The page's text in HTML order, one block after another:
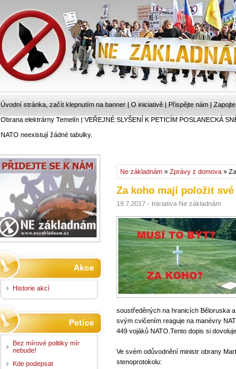
Úvodní stránka, začít klepnutím na banner | O iniciativě | Přispějte nám |
Obrana elektrárny Temelín|VEŘEJNÉ SLYŠENÍ K PETICÍM POSLANECKÁ
NATO neexistují žádné tabulky.
Ne základnám » Zprávy z domova »
Za koho mají položit
19.7.2017 - Iniciativa Ne základnám
soustředěných na hranicích Běloruska
svým cvičením reaguje na manévry
449 vojáků NATO.Tento dopis si
Ve svém odůvodnění ministr obrany
stenoprotokolu:
Akce
Historie akcí
Petice
Bez mírové politiky mír
nebude!
Kde podepsat